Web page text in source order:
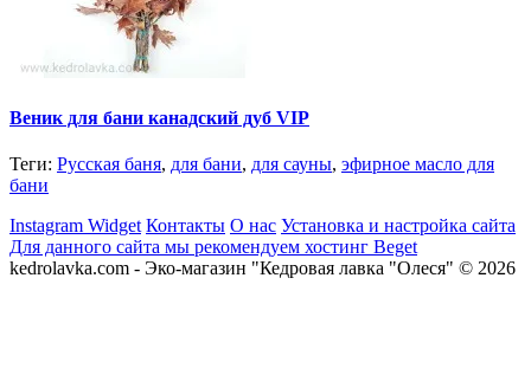
Веник для бани канадский дуб VIP
Теги: Русская баня, для бани, для сауны, эфирное масло для
бани
Instagram Widget Контакты О нас Установка и настройка сайта
Для данного сайта мы рекомендуем хостинг Beget
kedrolavka.com - Эко-магазин "Кедровая лавка "Олеся" © 2026